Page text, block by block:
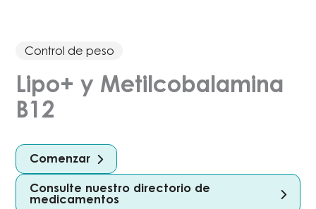
Control de peso
Lipo+ y Metilcobalamina
B12
Comenzar
Consulte nuestro directorio de
medicamentos